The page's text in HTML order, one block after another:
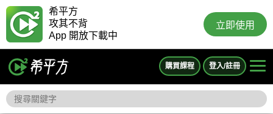
希平方
攻其不背
App 開放下載中
立即使用
購買課程 登入/註冊